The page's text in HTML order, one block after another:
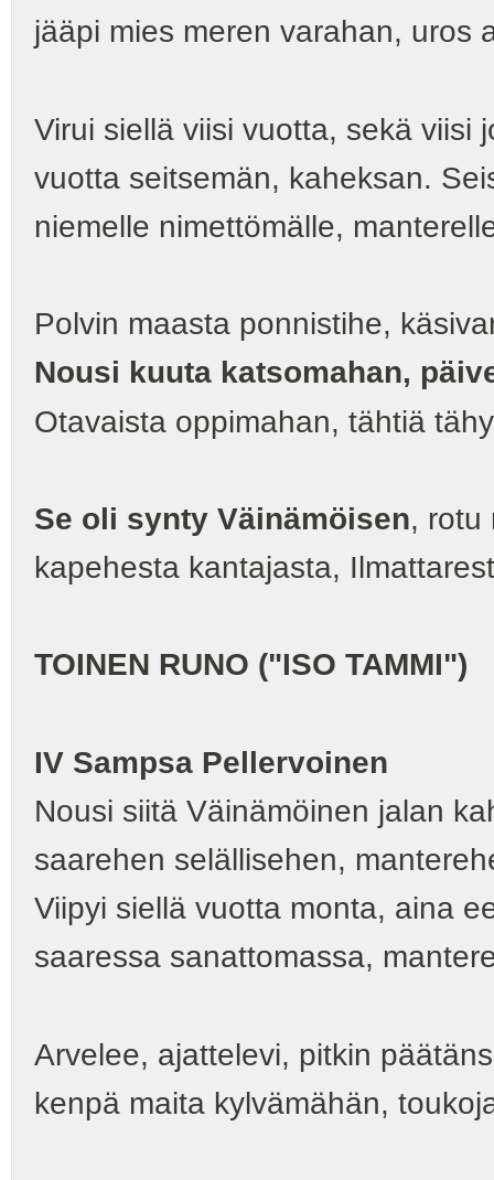
jääpi mies meren varahan, uros
Virui siellä viisi vuotta, sekä viisi
vuotta seitsemän, kaheksan.
niemelle nimettömälle,
Polvin maasta ponnistihe,
Nousi kuuta katsomahan,
Otavaista oppimahan, tähtiä
Se oli synty Väinämöisen, rotu
kapehesta kantajasta,
TOINEN RUNO ("ISO TAMMI")
IV Sampsa Pellervoinen
Nousi siitä Väinämöinen jalan
saarehen selällisehen,
Viipyi siellä vuotta monta, aina
saaressa sanattomassa,
Arvelee, ajattelevi, pitkin
kenpä maita kylvämähän,